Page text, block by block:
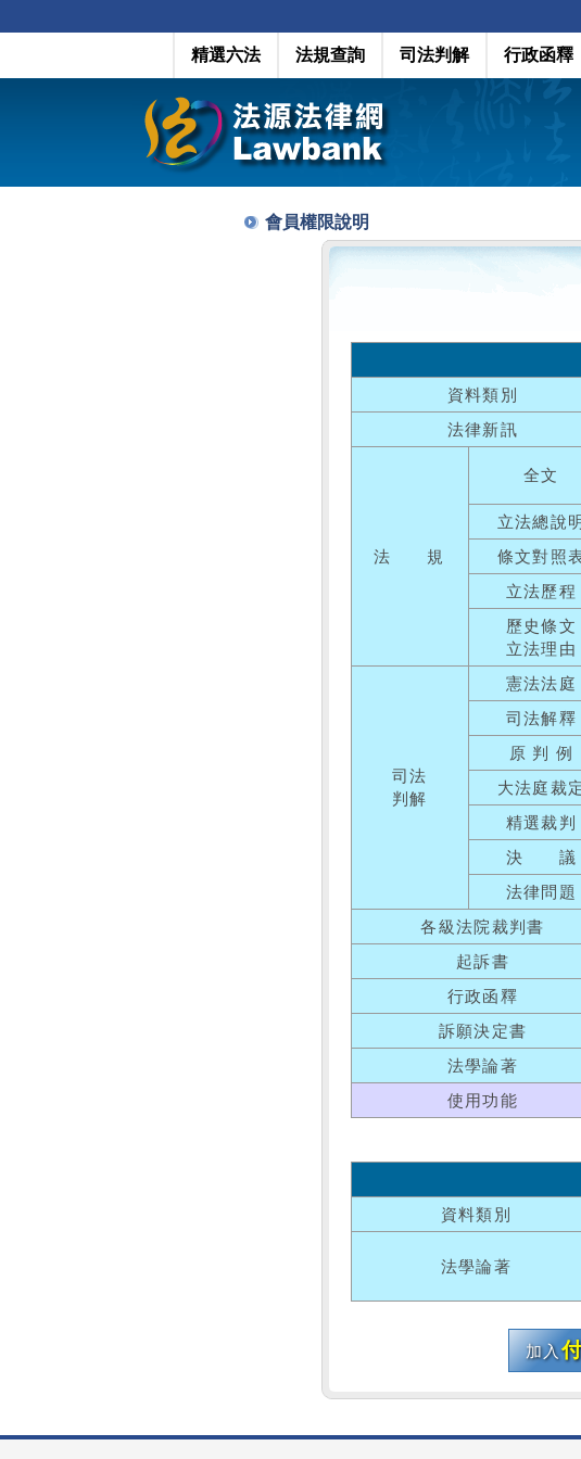
精選六法 法規查詢 司法判解 行政函釋
會員權限說明
資料類別
法律新訊
法 規
全文
立法總說明
條文對照
立法歷程
歷史條文
立法理由
司法
判解
憲法法庭
司法解釋
原 判 例
大法庭裁
精選裁判
決 議
法律問題
各級法院裁判書
起訴書
行政函釋
訴願決定書
法學論著
使用功能
資料類別
法學論著
加入